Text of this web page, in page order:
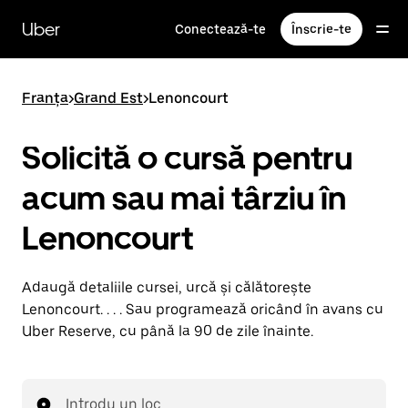
direct
conținutul
principal
Uber Conectează-te Înscrie-te
Franța>Grand Est>Lenoncourt
Solicită o cursă pentru
acum sau mai târziu în
Lenoncourt
Adaugă detaliile cursei, urcă și călătorește
Lenoncourt. . . . Sau programează oricând în avans cu
Uber Reserve, cu până la 90 de zile înainte.
Introdu un loc